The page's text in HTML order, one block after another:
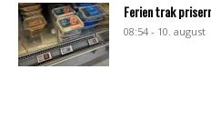
Ferien trak
08:54 - 10. august